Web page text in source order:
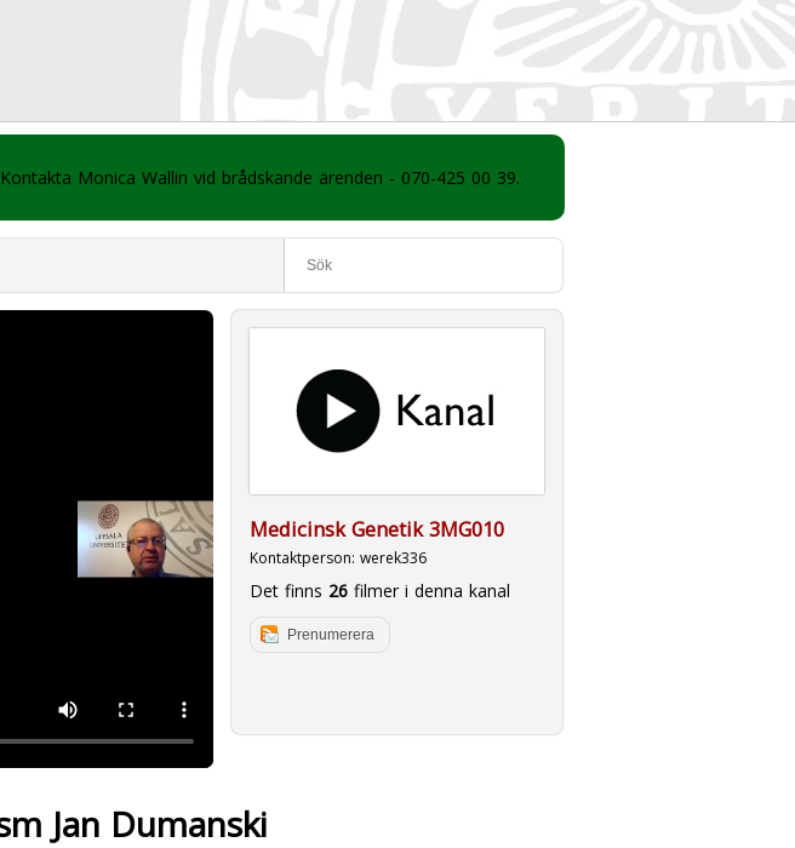
Monica Wallin vid brådskande ärenden - 070-425 00 39.
Medicinsk Genetik 3MG010
Kontaktperson: werek336
Det finns 26filmer i denna kanal
Prenumerera
Jan Dumanski